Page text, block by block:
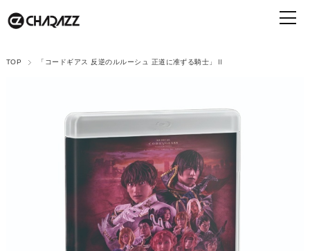
TOP 「コードギアス 反逆のルルーシュ 正道に准ずる騎士」Ⅱ